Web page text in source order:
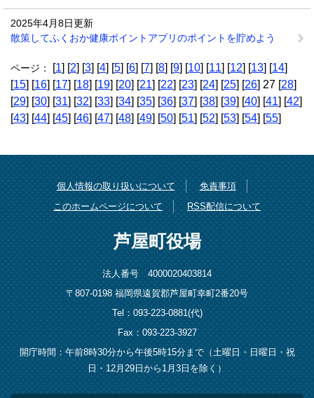
2025年4月8日更新
散策してふくおか健康ポイントアプリのポイントを貯めよう
ページ： [1] [2] [3] [4] [5] [6] [7] [8] [9] [10] [11] [12] [13] [14]
[15] [16] [17] [18] [19] [20] [21] [22] [23] [24] [25] [26] 27 [28]
[29] [30] [31] [32] [33] [34] [35] [36] [37] [38] [39] [40] [41] [42]
[43] [44] [45] [46] [47] [48] [49] [50] [51] [52] [53] [54] [55]
個人情報の取り扱いについて
免責事項
このホームページについて
RSS配信について
芦屋町役場
法人番号 4000020403814
〒807-0198 福岡県遠賀郡芦屋町幸町2番20号
Tel：093-223-0881(代)
Fax：093-223-3927
開庁時間：午前8時30分から午後5時15分まで（土曜日・日曜日・祝
日・12月29日から1月3日を除く）